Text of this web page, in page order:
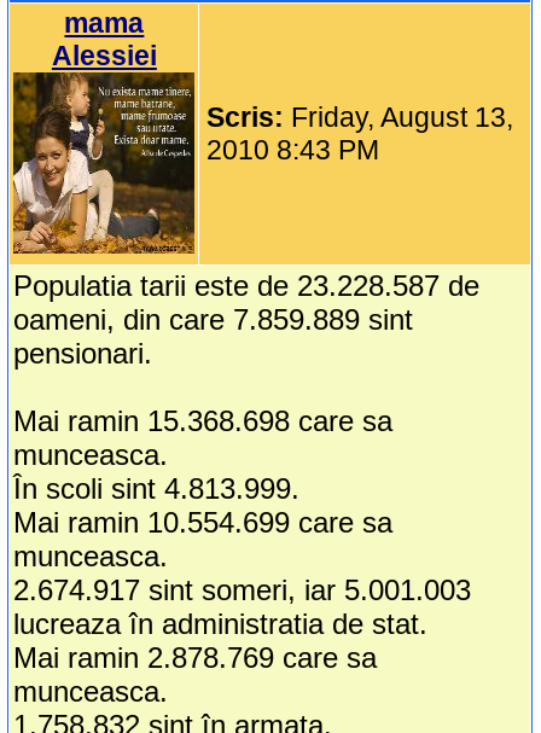
mama
Alessiei
Scris: Friday, August 13,
2010 8:43 PM
Populatia tarii este de 23.228.587 de
oameni, din care 7.859.889 sint
pensionari.
Mai ramin 15.368.698 care sa
munceasca.
În scoli sint 4.813.999.
Mai ramin 10.554.699 care sa
munceasca.
2.674.917 sint someri, iar 5.001.003
lucreaza în administratia de stat.
Mai ramin 2.878.769 care sa
munceasca.
1.758.832 sint în armata.